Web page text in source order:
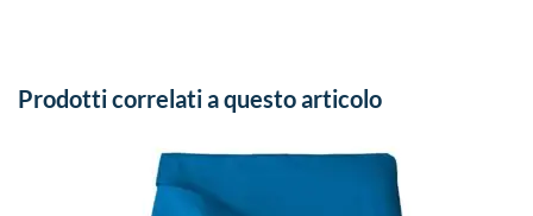
Prodotti correlati a questo articolo